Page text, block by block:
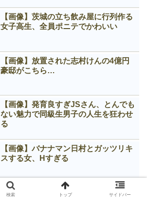
【画像】茨城の立ち飲み屋に行列作る
女子高生、全員ポニテでかわいい
【画像】放置された志村けんの4億円
豪邸がこちら…
【画像】発育良すぎJSさん、とんでも
ない魅力で同級生男子の人生を狂わせ
る
【画像】バナナマン日村とガッツリキ
スする女、Нすぎる
検索 トップ サイドバー